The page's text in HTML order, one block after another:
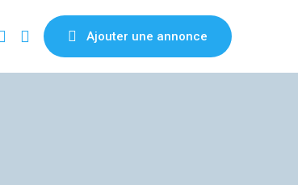
Ajouter une annonce